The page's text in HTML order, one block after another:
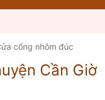
cổng nhôm đúc
Cần Giờ